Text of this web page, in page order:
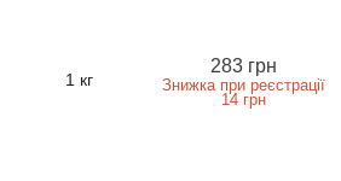
1 кг
283 грн
Знижка при реєстрації
14 грн